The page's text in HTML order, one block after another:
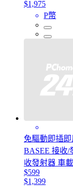
$1,975
P幣
免驅動即插
BASEE 接收/
收發射器 車
$599
$1,399